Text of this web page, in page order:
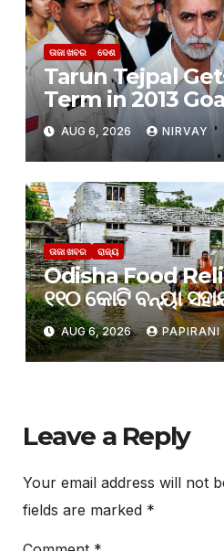
ତାଜା ଖବର ଦେଶ
Tarun Tejpal
Term in 2013
AUG 6, 2026 NIRVAY
ତାଜା ଖବର ରାଜ୍ୟ
Odisha Food
୧୧୦ କୋଟି ବନ୍ୟା
କଲେ ରାଜ୍ୟ ସରକାର
AUG 6, 2026 PAPIRANI
Leave a Reply
Your email address will not
fields are marked *